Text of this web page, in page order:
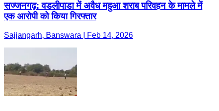
सज्जनगढ़: वडलीपाडा में अवैध महुआ शराब परिवहन के मामले में
एक आरोपी को किया गिरफ्तार
Sajjangarh, Banswara | Feb 14, 2026